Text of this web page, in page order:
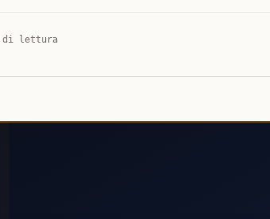
di lettura